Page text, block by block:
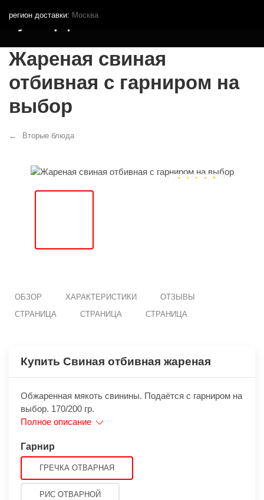
регион доставки: Москва
Кутья.рф
Жареная свиная
отбивная с гарниром на
выбор
Вторые блюда
ОБЗОР ХАРАКТЕРИСТИКИ
ОТЗЫВЫ
СТРАНИЦА
СТРАНИЦА СТРАНИЦА
Купить Свиная отбивная жареная
Обжаренная мякоть свинины. Подаётся с гарниром на
выбор. 170/200 гр.
Полное описание
Гарнир
ГРЕЧКА ОТВАРНАЯ
РИС ОТВАРНОЙ